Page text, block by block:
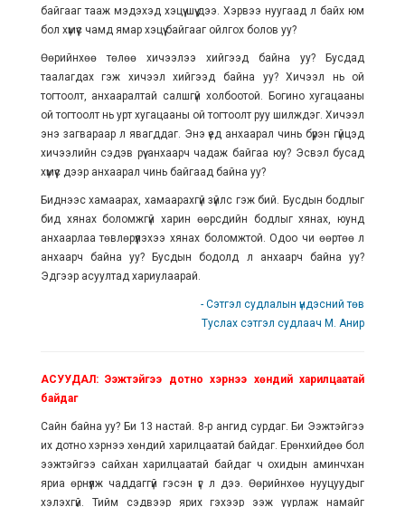
байгааг тааж мэдэхэд хэцүү шүү дээ. Хэрвээ нуугаад л байх юм
бол хүмүүс чамд ямар хэцүү байгааг ойлгох болов уу?
Өөрийнхөө төлөө хичээлээ хийгээд байна уу? Бусдад
таалагдах гэж хичээл хийгээд байна уу? Хичээл нь ой
тогтоолт, анхааралтай салшгүй холбоотой. Богино хугацааны
ой тогтоолт нь урт хугацааны ой тогтоолт руу шилждэг. Хичээл
энэ загвараар л явагддаг. Энэ үед анхаарал чинь бүрэн гүйцэд
хичээлийн cэдэв рүү анхаарч чадаж байгаа юу? Эсвэл бусад
хүмүүс дээр анхаарал чинь байгаад байна уу?
Биднээс хамаарах, хамаарахгүй зүйлс гэж бий. Бусдын бодлыг
бид хянах боломжгүй харин өөрсдийн бодлыг хянах, юунд
анхаарлаа төвлөрүүлэхээ хянах боломжтой. Одоо чи өөртөө л
анхаарч байна уу? Бусдын бодолд л анхаарч байна уу?
Эдгээр асуултад хариулаарай.
- Сэтгэл судлалын үндэсний төв
Туслах сэтгэл судлаач М. Анир
АСУУДАЛ: Ээжтэйгээ дотно хэрнээ хөндий харилцаатай
байдаг
Сайн байна уу? Би 13 настай. 8-р ангид сурдаг. Би Ээжтэйгээ
их дотно хэрнээ хөндий харилцаатай байдаг. Ерөнхийдөө бол
ээжтэйгээ сайхан харилцаатай байдаг ч охидын аминчхан
яриа өрнүүлж чаддаггүй гэсэн үг л дээ. Өөрийнхөө нууцуудыг
хэлэхгүй. Тийм сэдвээр ярих гэхээр ээж уурлаж намайг